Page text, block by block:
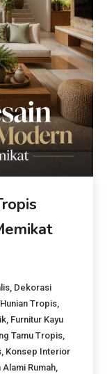
, Dekorasi
Tropis,
, Furnitur Kayu
Tamu Tropis,
, Konsep Interior
Rumah,